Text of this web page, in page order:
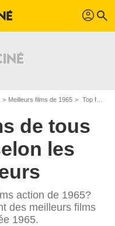
profil search
Meilleurs films de 1965 Top films action de 1965
de tous
les
action de 1965?
des meilleurs films
1965.